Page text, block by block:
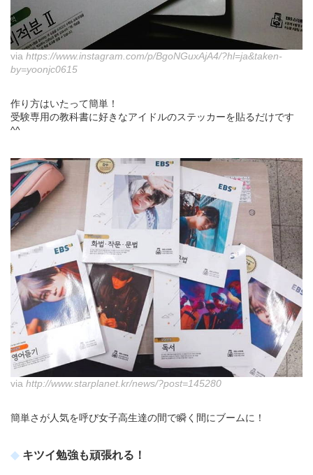
via https://www.instagram.com/p/BgoNGuxAjA4/?hl=ja&taken-
by=yoonjc0615
作り方はいたって簡単！
受験専用の教科書に好きなアイドルのステッカーを貼るだけです
^^
via http://www.starplanet.kr/news/?post=145280
簡単さが人気を呼び女子高生達の間で瞬く間にブームに！
キツイ勉強も頑張れる！